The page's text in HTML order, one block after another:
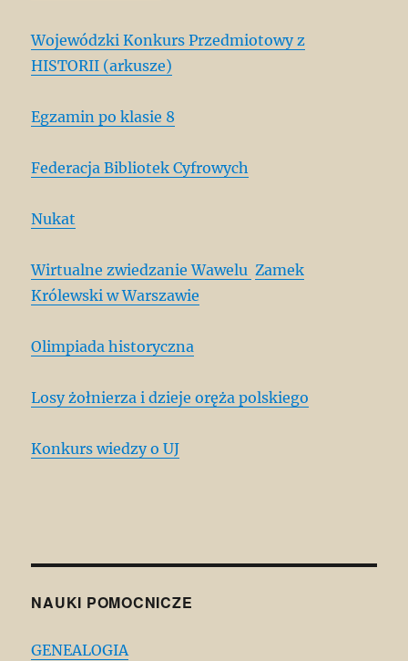
Wojewódzki Konkurs Przedmiotowy z
HISTORII (arkusze)
Egzamin po klasie 8
Federacja Bibliotek Cyfrowych
Nukat
Wirtualne zwiedzanie Wawelu Zamek
Królewski w Warszawie
Olimpiada historyczna
Losy żołnierza i dzieje oręża polskiego
Konkurs wiedzy o UJ
NAUKI POMOCNICZE
GENEALOGIA